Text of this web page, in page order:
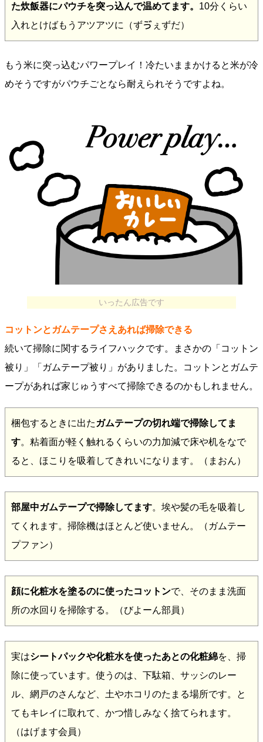
た炊飯器にパウチを突っ込んで温めてます。 10分くらい
入れとけばもうアツアツに（ずゔぇずだ）
もう米に突っ込むパワープレイ！冷たいままかけると米が冷
めそうですがパウチごとなら耐えられそうですよね。
いったん広告です
コットンとガムテープさえあれば掃除できる
続いて掃除に関するライフハックです。まさかの「コットン
被り」「ガムテープ被り」がありました。コットンとガムテ
ープがあれば家じゅうすべて掃除できるのかもしれません。
梱包するときに出たガムテープの切れ端で掃除してま
す。粘着面が軽く触れるくらいの力加減で床や机をなで
ると、ほこりを吸着してきれいになります。（まおん）
部屋中ガムテープで掃除してます。埃や髪の毛を吸着し
てくれます。掃除機はほとんど使いません。（ガムテー
プファン）
顔に化粧水を塗るのに使ったコットンで、そのまま洗面
所の水回りを掃除する。（びよーん部員）
実はシートパックや化粧水を使ったあとの化粧綿を、掃
除に使っています。使うのは、下駄箱、サッシのレー
ル、網戸のさんなど、土やホコリのたまる場所です。と
てもキレイに取れて、かつ惜しみなく捨てられます。
（はげます会員）